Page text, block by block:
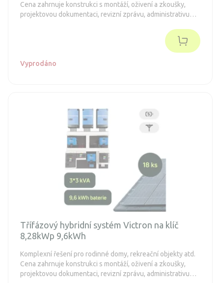
Cena zahrnuje konstrukci s montáží, oživení a zkoušky,
projektovou dokumentaci, revizní zprávu, administrativu
Vyprodáno
Třífázový hybridní systém Victron na klíč
8,28kWp 9,6kWh
Komplexní řešení pro rodinné domy, rekreační objekty atd.
Cena zahrnuje konstrukci s montáží, oživení a zkoušky,
projektovou dokumentaci, revizní zprávu, administrativu